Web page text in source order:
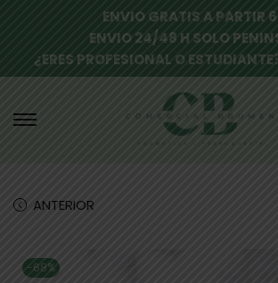
ENVIO GRATIS A PARTIR
ENVIO 24/48 H SOLO
¿ERES PROFESIONAL O
ANTERIOR
-68%